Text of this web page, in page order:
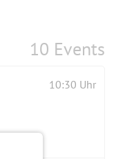
10 Events
10:30 Uhr